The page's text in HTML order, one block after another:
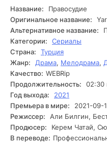
Появляются новые улики,
возможное вовлечение
следствия адвокат
прокуратуры и угрозами
Он понимает, что за этим
противозаконные схемы,
затрагивающие судьбы
погружается в сложные
начинает терять веру в то,
справедливости. Наконец,
открытием, которое может
расследования и
Название:
Правосудие
Оригинальное название:
Альтернативное название:
Категории:
Сериалы
Страна:
Турция
Жанр:
Драма, Мелодрама,
Качество: WEBRip
Продолжительность:
02:30
Год выхода:
2021
Премьера в мире:
2021-09-
Режиссер:
Али Билгин,
Продюсер:
Керем Чатай,
В переводе: